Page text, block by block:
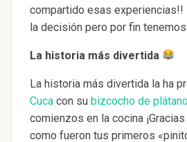
compartido esas
la decisión pero por fin
La historia más divertida
La historia más divertida la ha
Cucacon su bizcocho de
comienzos en la cocina
como fueron tus primeros